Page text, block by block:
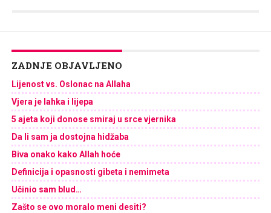
ZADNJE OBJAVLJENO
Lijenost vs. Oslonac na Allaha
Vjera je lahka i lijepa
5 ajeta koji donose smiraj u srce vjernika
Da li sam ja dostojna hidžaba
Biva onako kako Allah hoće
Definicija i opasnosti gibeta i nemimeta
Učinio sam blud…
Zašto se ovo moralo meni desiti?